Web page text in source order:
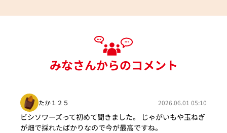
みなさんからのコメント
たか１２５ 2026.06.01 05:10
ビシソワーズって初めて聞きました。 じゃがいもや玉ねぎ
が畑で採れたばかりなので今が最高ですね。